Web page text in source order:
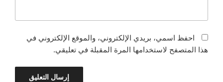
احفظ اسمي، بريدي الإلكتروني، والموقع الإلكتروني في
هذا المتصفح لاستخدامها المرة المقبلة في تعليقي.